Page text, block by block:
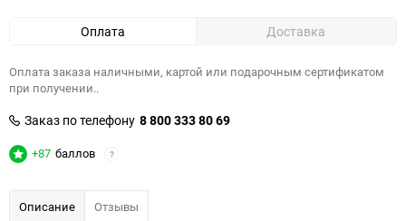
Оплата Доставка
Оплата заказа наличными, картой или подарочным сертификатом
при получении..
Заказ по телефону 8 800 333 80 69
+87 баллов ?
Описание Отзывы